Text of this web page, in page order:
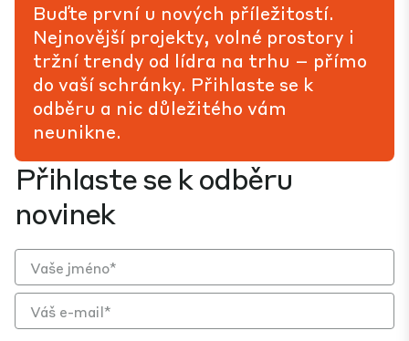
Přihlaste se k odběru
novinek
Buďte první u nových příležitostí.
Nejnovější projekty, volné prostory i
tržní trendy od lídra na trhu – přímo
do vaší schránky. Přihlaste se k
odběru a nic důležitého vám
neunikne.